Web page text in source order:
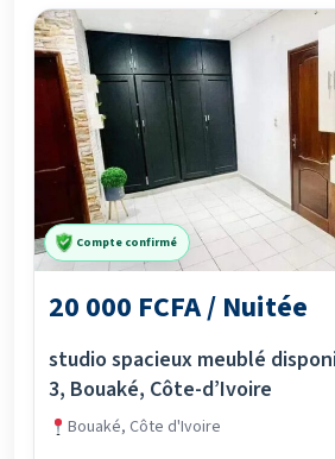
Compte confirmé
20 000 FCFA / Nuitée
studio spacieux meublé
3, Bouaké, Côte-d’Ivoire
Bouaké, Côte d'Ivoire